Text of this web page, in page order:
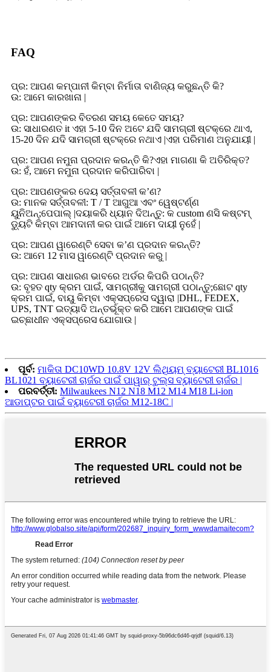
FAQ
ପ୍ର: ଆପଣ କମ୍ପାନୀ କିମ୍ବା ନିର୍ମାତା ବାଣିଜ୍ୟ କରୁଛନ୍ତି କି?
ଉ: ଆମେ କାରଖାନା |
ପ୍ର: ଆପଣଙ୍କର ବିତରଣ ସମୟ କେତେ ସମୟ?
ଉ: ସାଧାରଣତ it ଏହା 5-10 ଦିନ ଅଟେ ଯଦି ସାମଗ୍ରୀ ଷ୍ଟକ୍ରେ ଥାଏ,
15-20 ଦିନ ଯଦି ସାମଗ୍ରୀ ଷ୍ଟକ୍ରେ ନଥାଏ |ଏହା ପରିମାଣ ଅନୁଯାୟୀ |
ପ୍ର: ଆପଣ ନମୁନା ପ୍ରଦାନ କରନ୍ତି କି?ଏହା ମାଗଣା କି ଅତିରିକ୍ତ?
ଉ: ହଁ, ଆମେ ନମୁନା ପ୍ରଦାନ କରିପାରିବା |
ପ୍ର: ଆପଣଙ୍କର ଦେୟ ସର୍ତ୍ତାବଳୀ କ’ଣ?
ଉ: ମାନକ ସର୍ତ୍ତାବଳୀ: T / T ଆଗୁଆ ଏବଂ ୱେଷ୍ଟର୍ଣ୍ଣ
ୟୁନିଅନ୍;ପେପାଲ୍ |ଦୟାକରି ଧ୍ୟାନ ଦିଅନ୍ତୁ: କ custom ଣସି କଷ୍ଟମ୍
ଡ୍ୟୁଟି କିମ୍ବା ଆମଦାନୀ କର ପାଇଁ ଆମେ ଦାୟୀ ନୁହେଁ |
ପ୍ର: ଆପଣ ୱାରେଣ୍ଟି ସେବା କ’ଣ ପ୍ରଦାନ କରନ୍ତି?
ଉ: ଆମେ 12 ମାସ ୱାରେଣ୍ଟି ପ୍ରଦାନ କରୁ |
ପ୍ର: ଆପଣ ସାଧାରଣ ଭାବରେ ଅର୍ଡର କିପରି ପଠାନ୍ତି?
ଉ: ବୃହତ qty କ୍ରମ ପାଇଁ, ସାମଗ୍ରୀକୁ ସାମଗ୍ରୀ ପଠାନ୍ତୁ;ଛୋଟ qty
କ୍ରମ ପାଇଁ, ବାୟୁ କିମ୍ବା ଏକ୍ସପ୍ରେସ ଦ୍ୱାରା |DHL, FEDEX,
UPS, TNT ଇତ୍ୟାଦି ଅନ୍ତର୍ଭୂକ୍ତ କରି ଆମେ ଆପଣଙ୍କ ପାଇଁ
ଇଚ୍ଛାଧୀନ ଏକ୍ସପ୍ରେସ ଯୋଗାଉ |
ପୂର୍ବ: ମାକିତା DC10WD 10.8V 12V ଲିଥିୟମ୍ ବ୍ୟାଟେରୀ BL1016
BL1021 ବ୍ୟାଟେରୀ ଚାର୍ଜର ପାଇଁ ପାୱାର୍ ଟୁଲ୍ସ ବ୍ୟାଟେରୀ ଚାର୍ଜର |
ପରବର୍ତ୍ତୀ: Milwaukees N12 N18 M12 M14 M18 Li-ion
ଆଡାପ୍ଟର ପାଇଁ ବ୍ୟାଟେରୀ ଚାର୍ଜର M12-18C |